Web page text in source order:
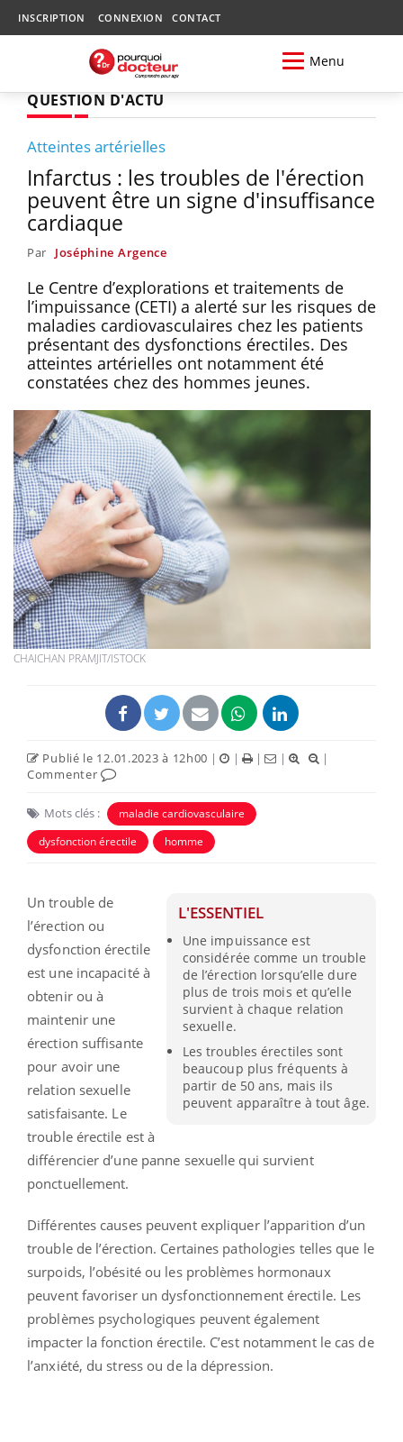
INSCRIPTION CONNEXION CONTACT
Menu
QUESTION D'ACTU
Atteintes artérielles
Infarctus : les troubles de l'érection
peuvent être un signe d'insuffisance
cardiaque
Par Joséphine Argence
Le Centre d’explorations et traitements de
l’impuissance (CETI) a alerté sur les risques de
maladies cardiovasculaires chez les patients
présentant des dysfonctions érectiles. Des
atteintes artérielles ont notamment été
constatées chez des hommes jeunes.
CHAICHAN PRAMJIT/ISTOCK
Publié le 12.01.2023 à 12h00 | | | |
|
Commenter
Mots clés :
maladie cardiovasculaire
dysfonction érectile
homme
L'ESSENTIEL
Une impuissance est
considérée comme un trouble
de l’érection lorsqu’elle dure
plus de trois mois et qu’elle
survient à chaque relation
sexuelle.
Les troubles érectiles sont
beaucoup plus fréquents à
partir de 50 ans, mais ils
peuvent apparaître à tout âge.
Un trouble de
l’érection ou
dysfonction érectile
est une incapacité à
obtenir ou à
maintenir une
érection suffisante
pour avoir une
relation sexuelle
satisfaisante. Le
trouble érectile est à
différencier d’une panne sexuelle qui survient
ponctuellement.
Différentes causes peuvent expliquer l’apparition d’un
trouble de l’érection. Certaines pathologies telles que le
surpoids, l’obésité ou les problèmes hormonaux
peuvent favoriser un dysfonctionnement érectile. Les
problèmes psychologiques peuvent également
impacter la fonction érectile. C’est notamment le cas de
l’anxiété, du stress ou de la dépression.